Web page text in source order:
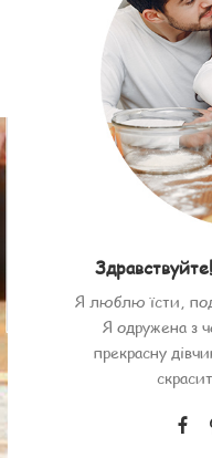
Я люблю їсти,
Я одружена з
прекрасну